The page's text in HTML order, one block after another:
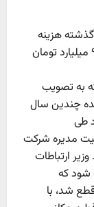
هزینه
های سنگین بیمه تکمیلی تاکنون بین ۸۰ الی ۹۰ میلیارد تومان
شرکت مخابرات طبق ائین نامه ۸۹/۲۴ که به تصویب
چندین سال
طی
مدیره شرکت
ارتباطات
شود که
پرداخت قطع شد، با